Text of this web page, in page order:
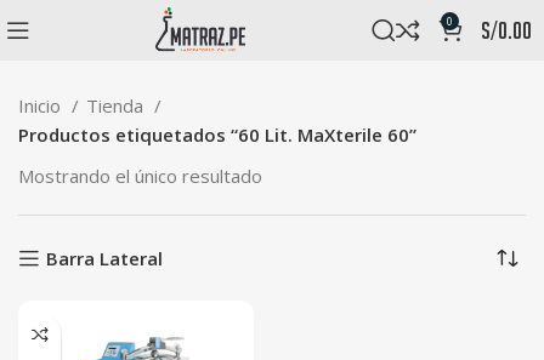
0 s/0.00
Inicio
Tienda
Productos etiquetados “60 Lit. MaXterile 60”
Mostrando el único resultado
Barra Lateral